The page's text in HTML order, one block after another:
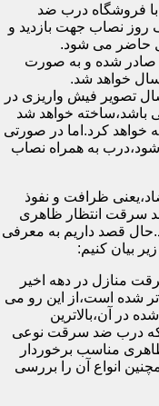
با فروشگاه درب ضد
نصاب جهت بازدید و
حاضر می شود.
صادر شده و به صورت
خواهد شد.
تصویر فیش واریزی در
خواهد شد
کرد.اما در صورتی
شود،درب به همراه نصاب
ظرافت و نفوذ
سرقت انتظار ظاهری
قصد داریم به معرفی
بیان کنیم:
منازل در دهه اخیر
شده است،از این رو می
در آن،بالاترین
که درب ضد سرقت نوعی
مناسب برخوردار
انواع آن را بررسی